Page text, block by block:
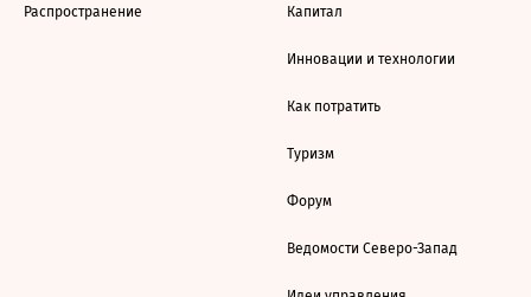
Распространение Капитал
Инновации и технологии
Как потратить
Туризм
Форум
Ведомости Северо-Запад